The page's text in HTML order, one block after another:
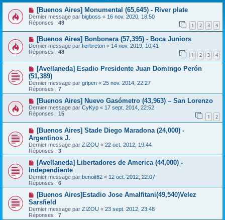
[Buenos Aires] Monumental (65,645) - River plate
Dernier message par bigboss « 16 nov. 2020, 18:50
Réponses : 49 1 2 3 4
[Buenos Aires] Bonbonera (57,395) - Boca Juniors
Dernier message par fierbreton « 14 nov. 2019, 10:41
Réponses : 48 1 2 3 4
[Avellaneda] Esadio Presidente Juan Domingo Perón
(51,389)
Dernier message par gripen « 25 nov. 2014, 22:27
Réponses : 7
[Buenos Aires] Nuevo Gasómetro (43,963) – San Lorenzo
Dernier message par CyKyp « 17 sept. 2014, 22:52
Réponses : 15 1 2
[Buenos Aires] Stade Diego Maradona (24,000) -
Argentinos J.
Dernier message par ZIZOU « 22 oct. 2012, 19:44
Réponses : 3
[Avellaneda] Libertadores de America (44,000) -
Independiente
Dernier message par benoit62 « 12 oct. 2012, 22:07
Réponses : 6
[Buenos Aires]Estadio Jose Amalfitani(49,540)Velez
Sarsfield
Dernier message par ZIZOU « 23 sept. 2012, 23:48
Réponses : 7